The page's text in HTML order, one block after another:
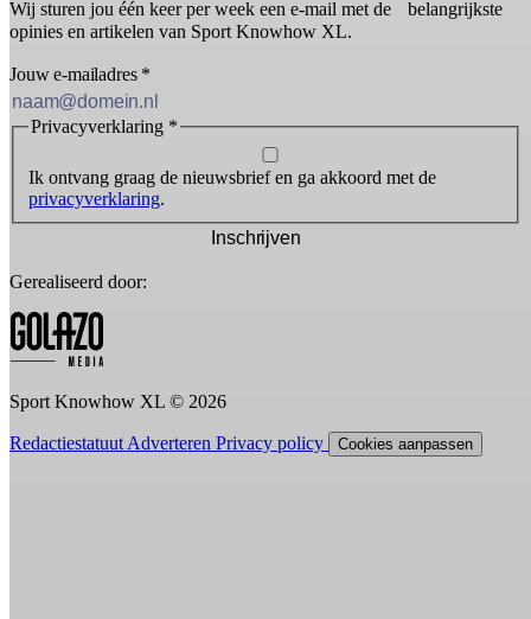
Wij sturen jou één keer per week een e-mail met de belangrijkste
opinies en artikelen van Sport Knowhow XL.
Jouw e-mailadres *
Privacyverklaring *
Ik ontvang graag de nieuwsbrief en ga akkoord met de
privacyverklaring.
Inschrijven
Gerealiseerd door:
Sport Knowhow XL © 2026
Redactiestatuut Adverteren Privacy policy Cookies aanpassen